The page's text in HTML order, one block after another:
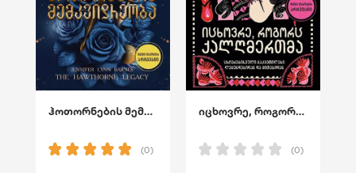
ჰოთორნების მემკვიდრეობა
(0)
იცხოვრე, როგორც ქალღმერთმა
(0)